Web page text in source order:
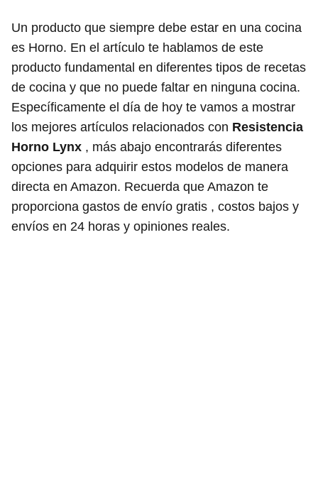
Un producto que siempre debe estar en una cocina
es Horno. En el artículo te hablamos de este
producto fundamental en diferentes tipos de recetas
de cocina y que no puede faltar en ninguna cocina.
Específicamente el día de hoy te vamos a mostrar
los mejores artículos relacionados con Resistencia
Horno Lynx , más abajo encontrarás diferentes
opciones para adquirir estos modelos de manera
directa en Amazon. Recuerda que Amazon te
proporciona gastos de envío gratis , costos bajos y
envíos en 24 horas y opiniones reales.